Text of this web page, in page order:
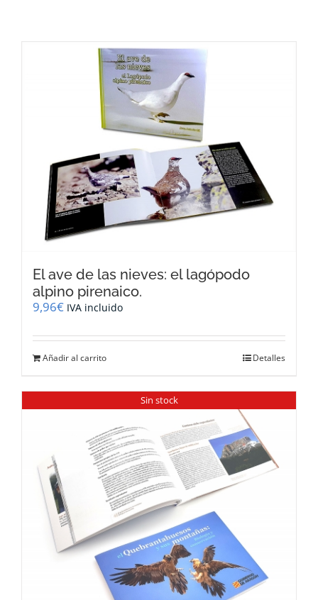
El ave de las nieves: el lagópodo
alpino pirenaico.
9,96€ IVA incluido
Añadir al carrito Detalles
Sin stock